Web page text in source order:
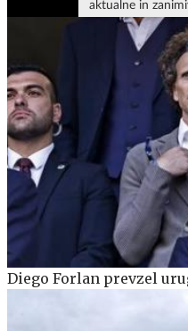
aktualne in
Diego Forlan prevzel